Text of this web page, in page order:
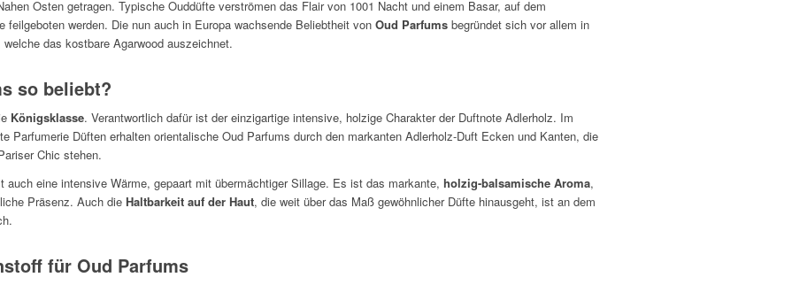
Osten getragen. Typische Ouddüfte verströmen das Flair von 1001 Nacht und einem Basar, auf dem
werden. Die nun auch in Europa wachsende Beliebtheit von Oud Parfums begründet sich vor allem in
welche das kostbare Agarwood auszeichnet.
so beliebt?
Königsklasse. Verantwortlich dafür ist der einzigartige intensive, holzige Charakter der Duftnote Adlerholz. Im
Parfumerie Düften erhalten orientalische Oud Parfums durch den markanten Adlerholz-Duft Ecken und Kanten, die
Chic stehen.
auch eine intensive Wärme, gepaart mit übermächtiger Sillage. Es ist das markante, holzig-balsamische Aroma,
Präsenz. Auch die Haltbarkeit auf der Haut, die weit über das Maß gewöhnlicher Düfte hinausgeht, ist an dem
für Oud Parfums